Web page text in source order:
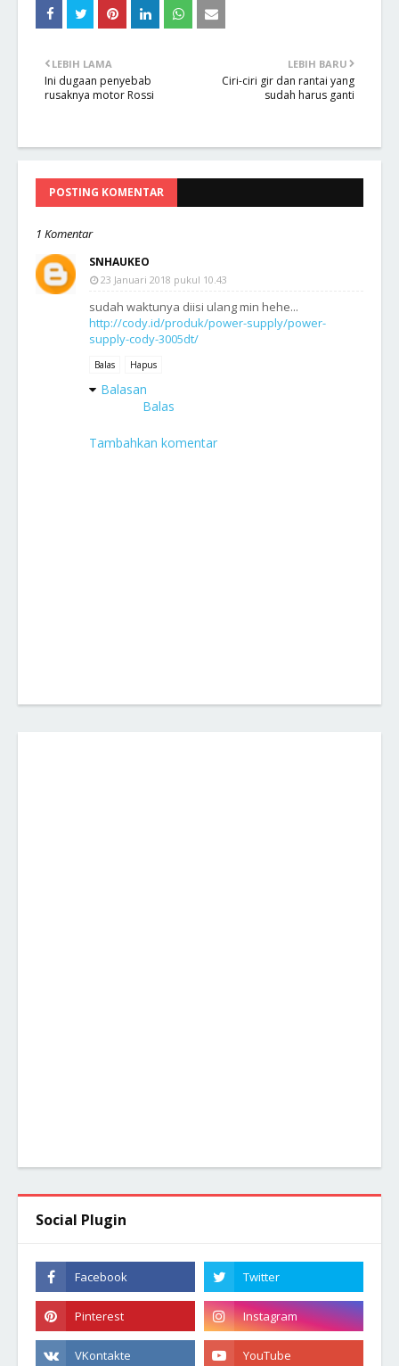
LEBIH BARU
Ciri-ciri gir dan rantai yang
sudah harus ganti
LEBIH LAMA
Ini dugaan penyebab
rusaknya motor Rossi
POSTING KOMENTAR
1 Komentar
SNHAUKEO
23 Januari 2018 pukul 10.43
sudah waktunya diisi ulang min hehe...
http://cody.id/produk/power-supply/power-
supply-cody-3005dt/
Balas Hapus
Balasan
Balas
Tambahkan komentar
Social Plugin